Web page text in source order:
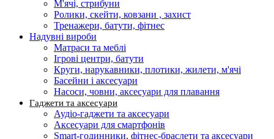
М'ячі, стрибуни
Ролики, скейти, ковзани , захист
Тренажери, батути, фітнес
Надувні вироби
Матраси та меблі
Ігрові центри, батути
Круги, нарукавники, плотики, жилети, м'ячі
Басейни і аксесуари
Насоси, човни, аксесуари для плавання
Гаджети та аксесуари
Аудіо-гаджети та аксесуари
Аксесуари для смартфонів
Smart-годинники, фітнес-браслети та аксесуари